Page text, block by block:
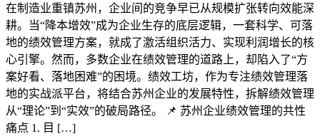
在制造业重镇苏州，企业间的竞争早已从规模扩张转向效能深
耕。当“降本增效”成为企业生存的底层逻辑，一套科学、可落
地的绩效管理方案，就成了激活组织活力、实现利润增长的核
心引擎。然而，多数企业在绩效管理的道路上，却陷入了“方
案好看、落地困难”的困境。绩效工坊，作为专注绩效管理落
地的实战派平台，将结合苏州企业的发展特性，拆解绩效管理
从“理论”到“实效”的破局路径。 📌 苏州企业绩效管理的共性
痛点 1. 目 […]